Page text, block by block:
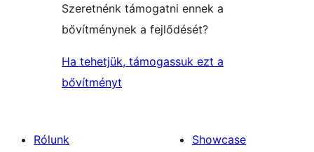
Szeretnénk támogatni ennek a
bővítménynek a fejlődését?
Ha tehetjük, támogassuk ezt a
bővítményt
Rólunk
Showcase